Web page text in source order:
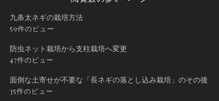
九条太ネギの栽培方法
59件のビュー
防虫ネット栽培から支柱栽培へ変更
47件のビュー
面倒な土寄せが不要な「長ネギの落とし込み栽培」のその後
35件のビュー